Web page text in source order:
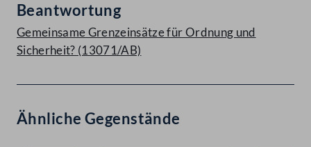
Beantwortung
Gemeinsame Grenzeinsätze für Ordnung und
Sicherheit? (13071/AB)
Ähnliche Gegenstände